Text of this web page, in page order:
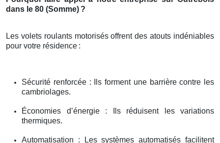
dans le 80 (Somme) ?
Les volets roulants motorisés offrent des atouts indéniables
pour votre résidence :
Sécurité renforcée : Ils forment une barrière contre les
cambriolages.
Économies d’énergie : Ils réduisent les variations
thermiques.
Automatisation : Les systèmes automatisés facilitent